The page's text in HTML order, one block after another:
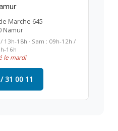
Marche 645
Namur
13h-18h · Sam : 09h-12h /
16h
le mardi
31 00 11